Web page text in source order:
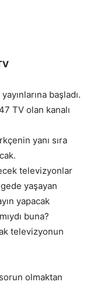
başladı.
TV olan kanalı
yanı sıra
televizyonlar
yaşayan
yapacak
buna?
televizyonun
sorun olmaktan